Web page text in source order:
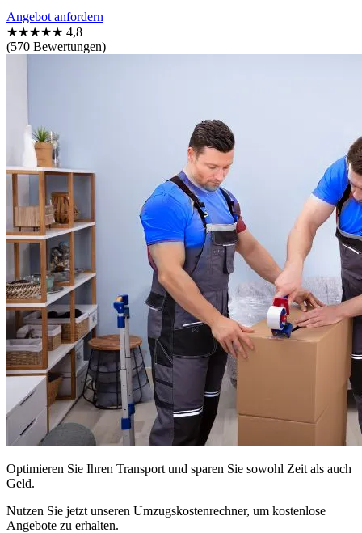
Angebot anfordern
★★★★★ 4,8
(570 Bewertungen)
Optimieren Sie Ihren Transport und sparen Sie sowohl Zeit als auch
Geld.
Nutzen Sie jetzt unseren Umzugskostenrechner, um kostenlose
Angebote zu erhalten.